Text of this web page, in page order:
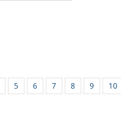
5 6 7 8 9 10